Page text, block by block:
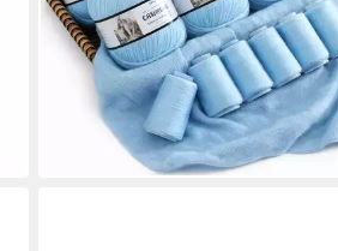
(166,63 €/ 1.000 g)
lieferbar in 3 Wochen
+25